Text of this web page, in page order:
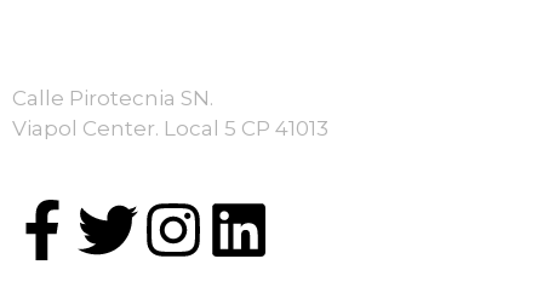
Calle Pirotecnia SN.
Viapol Center. Local 5 CP 41013